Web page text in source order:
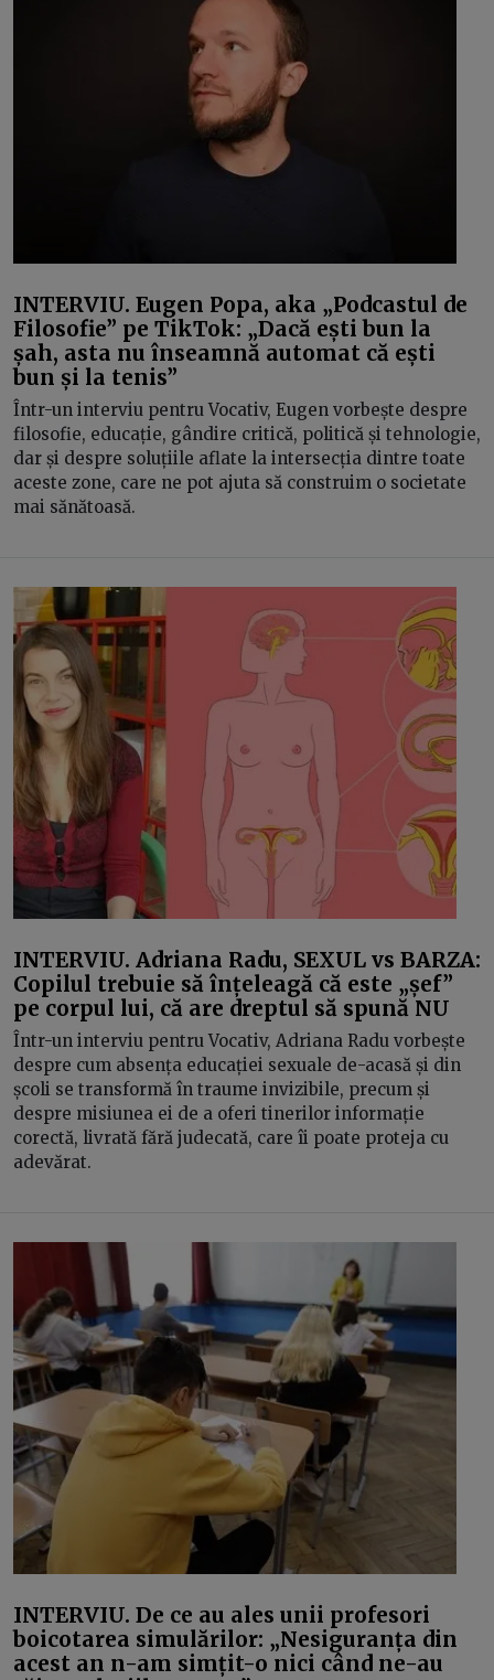
INTERVIU. Eugen Popa, aka „Podcastul de
Filosofie” pe TikTok: „Dacă ești bun la
șah, asta nu înseamnă automat că ești
bun și la tenis”
Într-un interviu pentru Vocativ, Eugen vorbește despre
filosofie, educație, gândire critică, politică și tehnologie,
dar și despre soluțiile aflate la intersecția dintre toate
aceste zone, care ne pot ajuta să construim o societate
mai sănătoasă.
INTERVIU. Adriana Radu, SEXUL vs BARZA:
Copilul trebuie să înțeleagă că este „șef”
pe corpul lui, că are dreptul să spună NU
Într-un interviu pentru Vocativ, Adriana Radu vorbește
despre cum absența educației sexuale de-acasă și din
școli se transformă în traume invizibile, precum și
despre misiunea ei de a oferi tinerilor informație
corectă, livrată fără judecată, care îi poate proteja cu
adevărat.
INTERVIU. De ce au ales unii profesori
boicotarea simulărilor: „Nesiguranța din
acest an n-am simțit-o nici când ne-au